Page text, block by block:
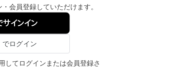
会員登録していただけます。
インイン
してログインまたは会員登録さ